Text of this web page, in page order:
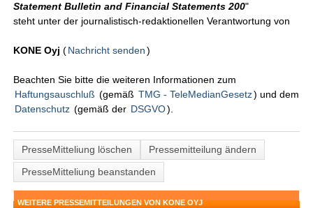
Statement Bulletin and Financial Statements 200"
steht unter der journalistisch-redaktionellen Verantwortung von
KONE Oyj (Nachricht senden )
Beachten Sie bitte die weiteren Informationen zum
Haftungsauschluß (gemäß TMG - TeleMedianGesetz) und dem
Datenschutz (gemäß der DSGVO).
PresseMitteliung löschen
Pressemitteilung ändern
PresseMitteliung beanstanden
WEITERE PRESSEMITTEILUNGEN VON KONE OYJ